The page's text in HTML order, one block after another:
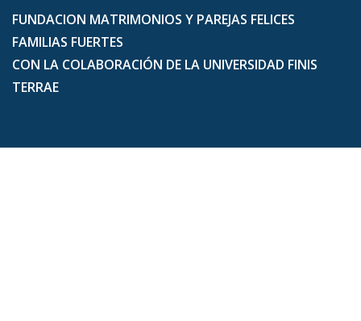
FUNDACION MATRIMONIOS Y PAREJAS FELICES
FAMILIAS FUERTES
CON LA COLABORACIÓN DE LA UNIVERSIDAD FINIS
TERRAE